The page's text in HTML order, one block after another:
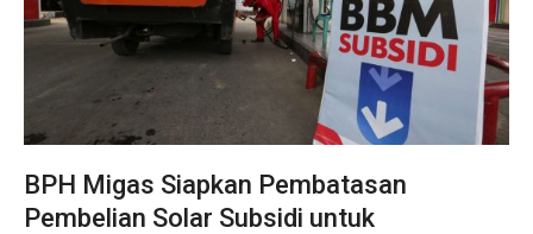
BPH Migas Siapkan Pembatasan
Pembelian Solar Subsidi untuk